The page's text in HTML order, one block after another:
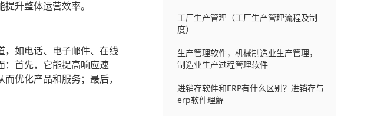
提升整体运营效率。
，如电话、电子邮件、在线
：首先，它能提高响应速
优化产品和服务；最后，
工厂生产管理（工厂生产管理流程及制
度）
生产管理软件，机械制造业生产管理，
制造业生产过程管理软件
进销存软件和ERP有什么区别？进销存与
erp软件理解